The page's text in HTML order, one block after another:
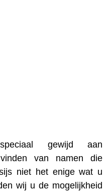
gewijd aan
van namen die
niet het enige wat u
wij u de mogelijkheid